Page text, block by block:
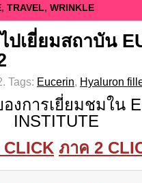
, TRAVEL, WRINKLE
ปเยี่ยมสถาบัน
Tags: Eucerin, Hyaluron
งการเยี่ยมชมใน
INSTITUTE
ภาค 2